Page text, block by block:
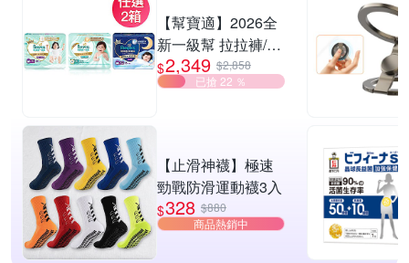
【幫寶適】2026全
新一級幫 拉拉褲/黏
貼型/夜用褲型 多款
任選2箱
$2,349 $2,858
已搶 22 ％
【止滑神襪】極速
勁戰防滑運動襪3入
$328 $880
商品熱銷中